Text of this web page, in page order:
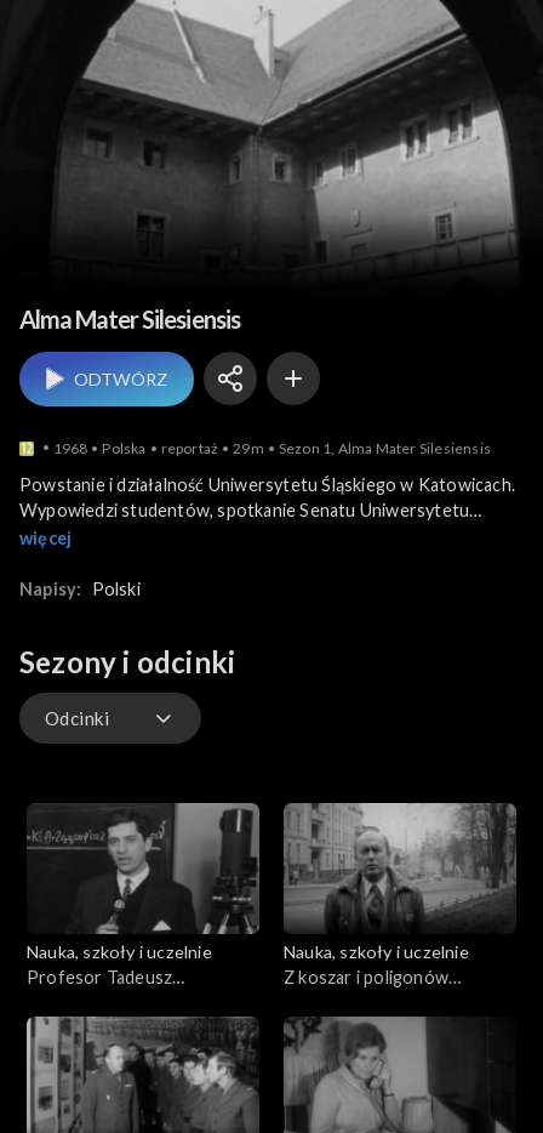
Nauka, szkoły i uczelnie
Alma Mater Silesiensis
ODTWÓRZ
1968 Polska reportaż 29m Sezon 1, Alma Mater Silesiensis
Powstanie i działalność Uniwersytetu Śląskiego w Katowicach.
Wypowiedzi studentów, spotkanie Senatu Uniwersytetu
Śląskiego, wypowiedź profesora Konstantego Grzybowskiego
Bankowa, rozmowa z Kazimierzem Popiołkiem, pierwszym
Lipińskim, jednym z projektantów Uniwersytetu. Wypowiedzi
osób z różnych środowisk na temat powstania uczelni.
więcej
Napisy: Polski
Sezony i odcinki
Odcinki
Nauka, szkoły i uczelnie
Profesor Tadeusz
Nauka, szkoły i uczelnie
Z koszar i poligonów